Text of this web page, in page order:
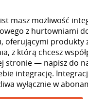
masz możliwość
z hurtowniami
oferującymi produkty
z którą chcesz
stronie — napisz do
integrację.
wyłącznie w